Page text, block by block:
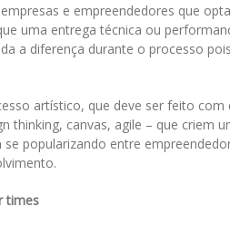
e empreendedores que
uma entrega técnica ou
a diferença durante o processo
artístico, que deve ser feito
thinking, canvas, agile – que criem
popularizando entre
times